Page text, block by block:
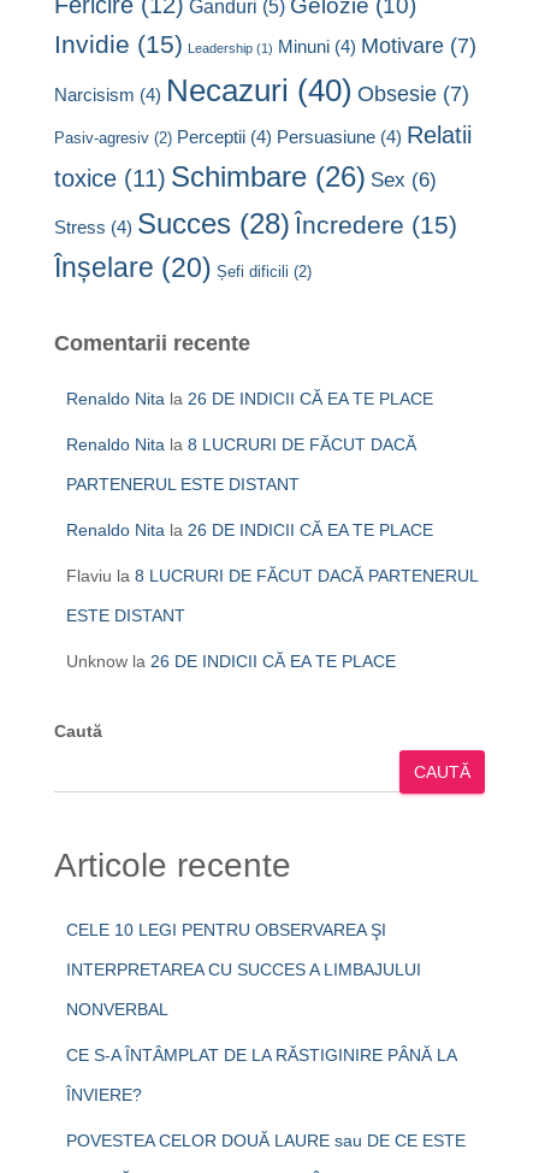
Ganduri (5)
Invidie (15) Leadership (1) Minuni (4) Motivare (7)
Narcisism (4) Necazuri (40) Obsesie (7)
Pasiv-agresiv (2) Perceptii (4) Persuasiune (4) Relatii
toxice (11) Schimbare (26) Sex (6)
Stress (4) Succes (28) Încredere (15)
Înșelare (20) Șefi dificili (2)
Comentarii recente
Renaldo Nita la 26 DE INDICII CĂ EA TE PLACE
Renaldo Nita la 8 LUCRURI DE FĂCUT DACĂ
PARTENERUL ESTE DISTANT
Renaldo Nita la 26 DE INDICII CĂ EA TE PLACE
Flaviu la 8 LUCRURI DE FĂCUT DACĂ PARTENERUL
ESTE DISTANT
Unknow la 26 DE INDICII CĂ EA TE PLACE
Caută
CAUTĂ
Articole recente
CELE 10 LEGI PENTRU OBSERVAREA ŞI
INTERPRETAREA CU SUCCES A LIMBAJULUI
NONVERBAL
CE S-A ÎNTÂMPLAT DE LA RĂSTIGINIRE PÂNĂ LA
ÎNVIERE?
POVESTEA CELOR DOUĂ LAURE sau DE CE ESTE